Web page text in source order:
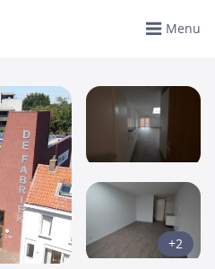
Menu
+2